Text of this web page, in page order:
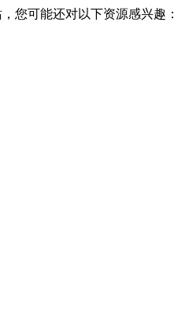
您可能还对以下资源感兴趣：